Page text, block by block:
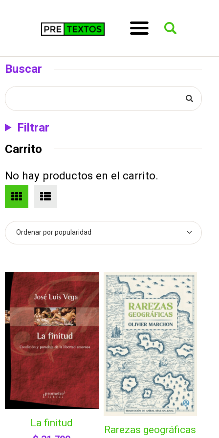
Buscar
Filtrar
Carrito
No hay productos en el carrito.
la finitud
rarezas geográficas